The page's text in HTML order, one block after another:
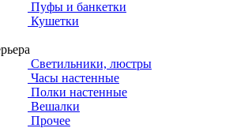
Пуфы и банкетки
Кушетки
Светильники, люстры
Часы настенные
Полки настенные
Вешалки
Прочее